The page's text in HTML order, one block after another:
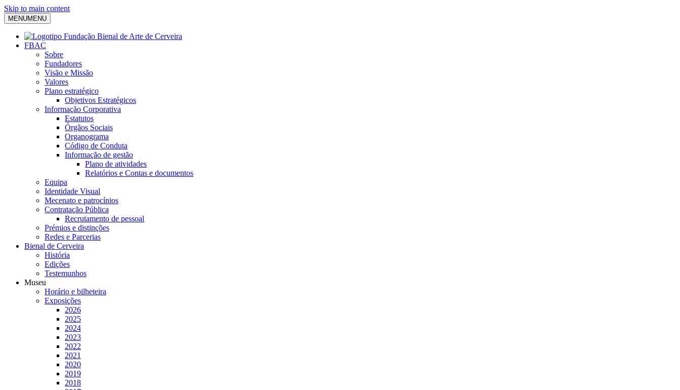
Skip to main content
MENUMENU
FBAC
Sobre
Fundadores
Visão e Missão
Valores
Plano estratégico
Objetivos Estratégicos
Informação Corporativa
Estatutos
Órgãos Sociais
Organograma
Código de Conduta
Informação de gestão
Plano de atividades
Relatórios e Contas e documentos
Equipa
Identidade Visual
Mecenato e patrocínios
Contratação Pública
Recrutamento de pessoal
Prémios e distinções
Redes e Parcerias
Bienal de Cerveira
História
Edições
Testemunhos
Museu
Horário e bilheteira
Exposições
2026
2025
2024
2023
2022
2021
2020
2019
2018